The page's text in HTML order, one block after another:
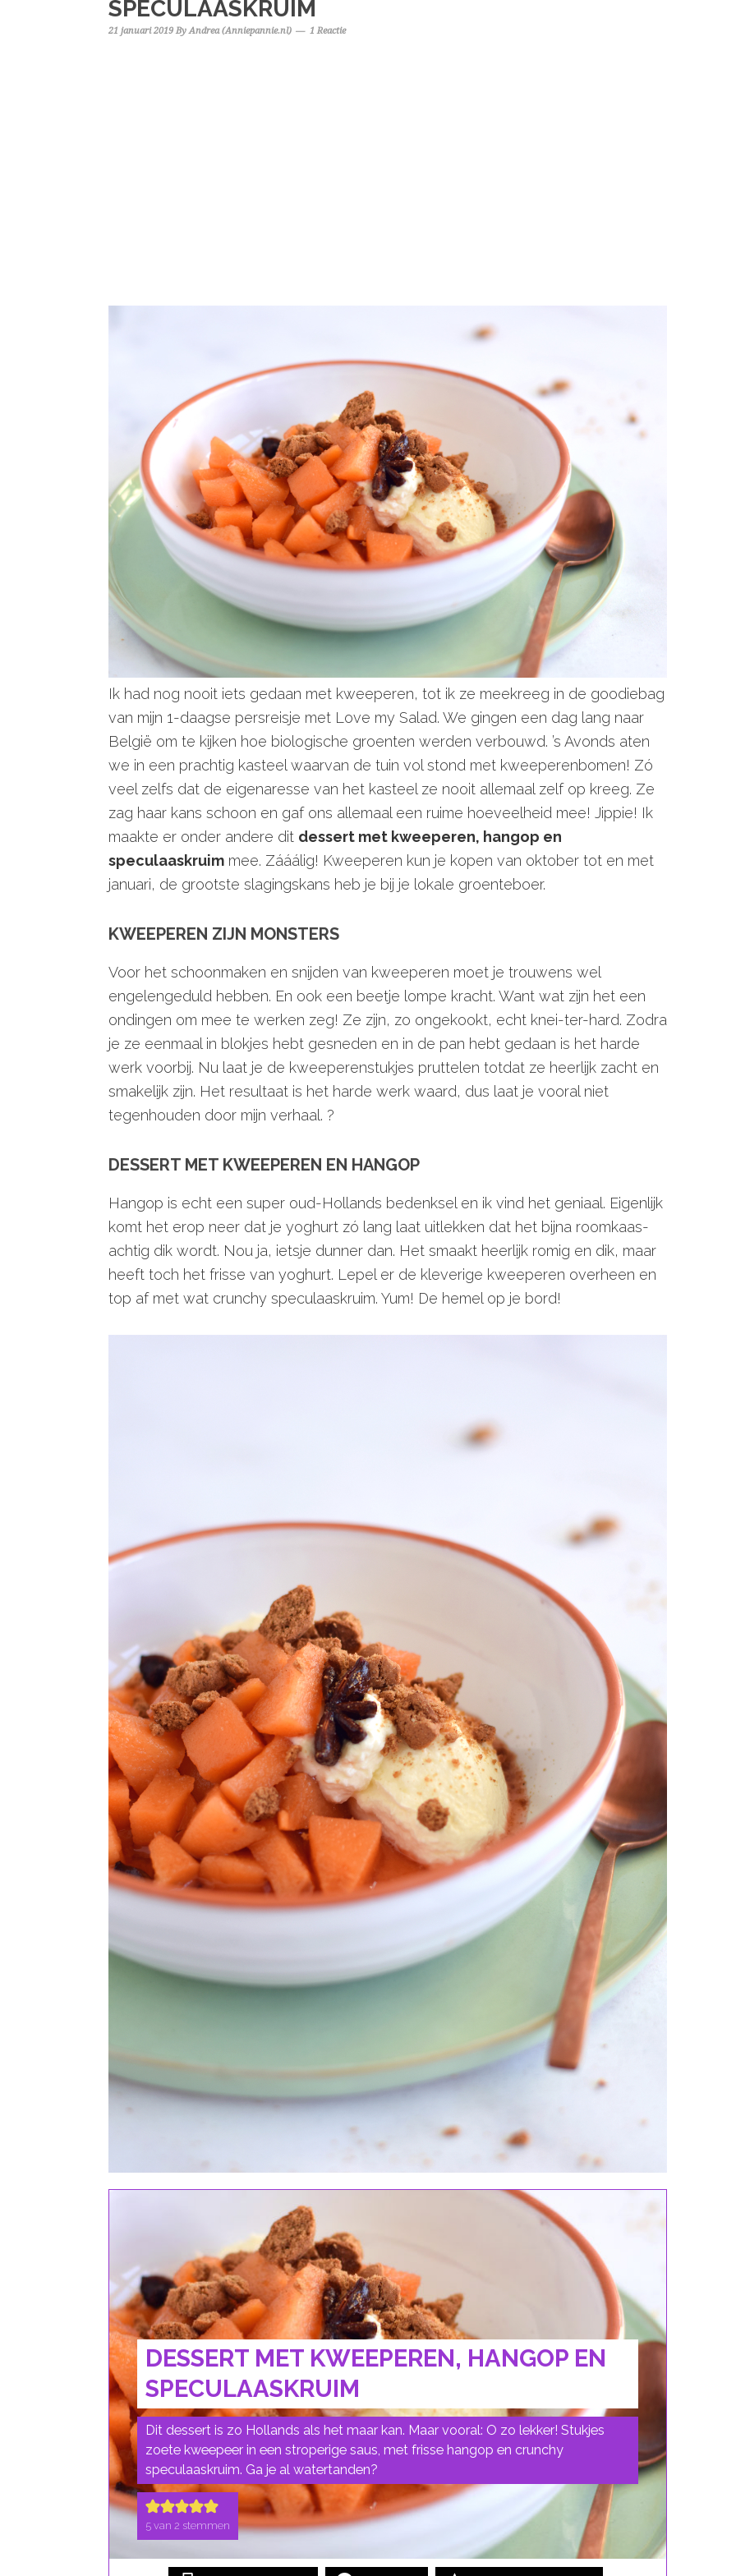
SPECULAASKRUIM
21 januari 2019 ByAndrea (Anniepannie.nl) 1 Reactie
Ik had nog nooit iets gedaan met kweeperen, tot ik ze meekreeg in de goodiebag
van mijn 1-daagse persreisje met Love my Salad. We gingen een dag lang naar
België om te kijken hoe biologische groenten werden verbouwd. ’s Avonds aten
we in een prachtig kasteel waarvan de tuin vol stond met kweeperenbomen! Zó
veel zelfs dat de eigenaresse van het kasteel ze nooit allemaal zelf op kreeg. Ze
zag haar kans schoon en gaf ons allemaal een ruime hoeveelheid mee! Jippie! Ik
maakte er onder andere dit dessert met kweeperen, hangop en
speculaaskruim mee. Zááálig! Kweeperen kun je kopen van oktober tot en met
januari, de grootste slagingskans heb je bij je lokale groenteboer.
KWEEPEREN ZIJN MONSTERS
Voor het schoonmaken en snijden van kweeperen moet je trouwens wel
engelengeduld hebben. En ook een beetje lompe kracht. Want wat zijn het een
ondingen om mee te werken zeg! Ze zijn, zo ongekookt, echt knei-ter-hard. Zodra
je ze eenmaal in blokjes hebt gesneden en in de pan hebt gedaan is het harde
werk voorbij. Nu laat je de kweeperenstukjes pruttelen totdat ze heerlijk zacht en
smakelijk zijn. Het resultaat is het harde werk waard, dus laat je vooral niet
tegenhouden door mijn verhaal. ?
DESSERT MET KWEEPEREN EN HANGOP
Hangop is echt een super oud-Hollands bedenksel en ik vind het geniaal. Eigenlijk
komt het erop neer dat je yoghurt zó lang laat uitlekken dat het bijna roomkaas-
achtig dik wordt. Nou ja, ietsje dunner dan. Het smaakt heerlijk romig en dik, maar
heeft toch het frisse van yoghurt. Lepel er de kleverige kweeperen overheen en
top af met wat crunchy speculaaskruim. Yum! De hemel op je bord!
DESSERT MET KWEEPEREN, HANGOP EN
SPECULAASKRUIM
Dit dessert is zo Hollands als het maar kan. Maar vooral: O zo lekker! Stukjes
zoete kweepeer in een stroperige saus, met frisse hangop en crunchy
speculaaskruim. Ga je al watertanden?
5van 2 stemmen